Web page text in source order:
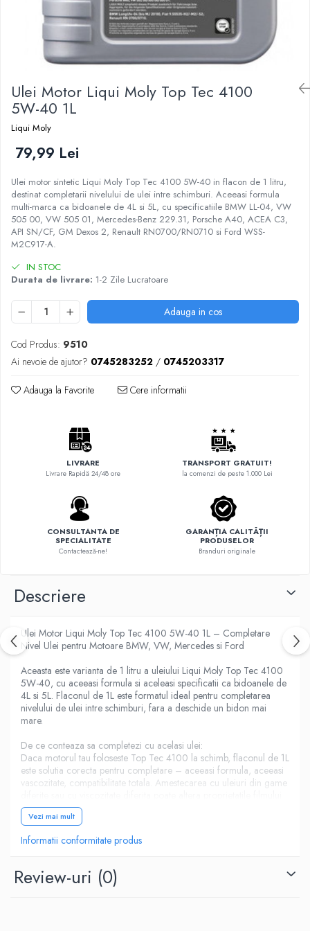
Ulei Motor Liqui Moly Top Tec 4100
5W-40 1L
Liqui Moly
79,99 Lei
Ulei motor sintetic Liqui Moly Top Tec 4100 5W-40 in flacon de 1 litru,
destinat completarii nivelului de ulei intre schimburi. Aceeasi formula
multi-marca ca bidoanele de 4L si 5L, cu specificatiile BMW LL-04, VW
505 00, VW 505 01, Mercedes-Benz 229.31, Porsche A40, ACEA C3,
API SN/CF, GM Dexos 2, Renault RN0700/RN0710 si Ford WSS-
M2C917-A.
IN STOC
Durata de livrare: 1-2 Zile Lucratoare
Adauga in cos
Cod Produs: 9510
Ai nevoie de ajutor? 0745283252 / 0745203317
Adauga la Favorite Cere informatii
LIVRARE
Livrare Rapidă 24/48 ore
TRANSPORT GRATUIT!
la comenzi de peste 1.000 Lei
CONSULTANTA DE
SPECIALITATE
Contactează-ne!
GARANȚIA CALITĂȚII
PRODUSELOR
Branduri originale
Descriere
Ulei Motor Liqui Moly Top Tec 4100 5W-40 1L – Completare
Nivel Ulei pentru Motoare BMW, VW, Mercedes si Ford
Aceasta este varianta de 1 litru a uleiului Liqui Moly Top Tec 4100
5W-40, cu aceeasi formula si aceleasi specificatii ca bidoanele de
4L si 5L. Flaconul de 1L este formatul ideal pentru completarea
nivelului de ulei intre schimburi, fara a deschide un bidon mai
mare.
De ce conteaza sa completezi cu acelasi ulei:
Daca motorul tau foloseste Top Tec 4100 la schimb, flaconul de 1L
este solutia corecta pentru completare – aceeasi formula, aceeasi
vascozitate, compatibilitate totala. Amestecarea cu uleiuri din game
de protectie.
De ce Top Tec 4100 si nu alt ulei 5W-40:
Top Tec 4100 este singurul ulei Liqui Moly 5W-40 cu aprobare
particule (DPF). Daca masina ta este un BMW diesel Euro 5/6 cu
DPF, acesta este uleiul corect, nu LL-01.
Vezi mai mult
Informatii conformitate produs
Review-uri (0)